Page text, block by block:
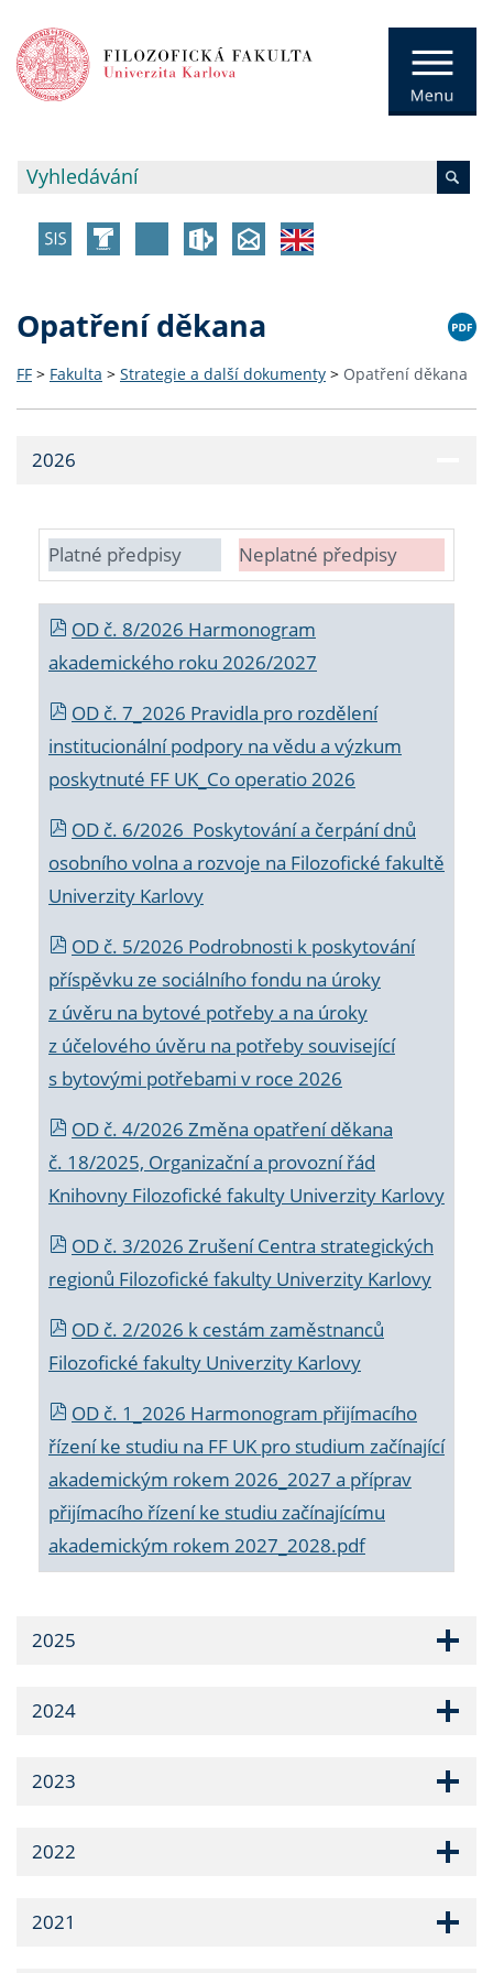
Opatření děkana
FF > Fakulta > Strategie a další dokumenty > Opatření děkana
2026
Platné předpisy Neplatné předpisy
OD č. 8/2026 Harmonogram
akademického roku 2026/2027
OD č. 7_2026 Pravidla pro rozdělení
institucionální podpory na vědu a výzkum
poskytnuté FF UK_Co operatio 2026
OD č. 6/2026 Poskytování a čerpání dnů
osobního volna a rozvoje na Filozofické fakultě
Univerzity Karlovy
OD č. 5/2026 Podrobnosti k poskytování
příspěvku ze sociálního fondu na úroky
z úvěru na bytové potřeby a na úroky
z účelového úvěru na potřeby související
s bytovými potřebami v roce 2026
OD č. 4/2026 Změna opatření děkana
č. 18/2025, Organizační a provozní řád
Knihovny Filozofické fakulty Univerzity Karlovy
OD č. 3/2026 Zrušení Centra strategických
regionů Filozofické fakulty Univerzity Karlovy
OD č. 2/2026 k cestám zaměstnanců
Filozofické fakulty Univerzity Karlovy
OD č. 1_2026 Harmonogram přijímacího
řízení ke studiu na FF UK pro studium začínající
akademickým rokem 2026_2027 a příprav
přijímacího řízení ke studiu začínajícímu
akademickým rokem 2027_2028.pdf
2025
2024
2023
2022
2021